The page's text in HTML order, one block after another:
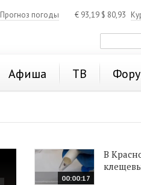
Прогноз погоды € 93,19 $ 80,93
Афиша ТВ
00:00:17
В